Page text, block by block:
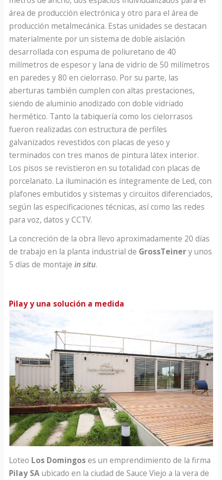
área de producción electrónica y otro para el área de
producción metalmecánica. Estas unidades se destacan
materialmente por un sistema de doble aislación
desarrollada con espuma de poliuretano de 40
milímetros de espesor y lana de vidrio de 50 milímetros
en paredes y 80 en cielorraso. Por su parte, las
aberturas también cumplen con altas prestaciones,
siendo de aluminio anodizado con doble vidriado
hermético. Tanto la tabiquería como los cielorrasos
fueron realizadas con estructura de perfiles
galvanizados revestidos con placas de yeso y
terminados con tres manos de pintura látex interior.
Los pisos se revistieron en su totalidad con placas de
porcelanato. La iluminación es íntegramente de Led, con
plafones embutidos y sistemas y circuitos diferenciados,
según las especificaciones técnicas, así como las redes
para voz, datos y CCTV.
La concreción de la obra llevo aproximadamente 20 días
de trabajo en la planta industrial de GrossTeinery unos
5 días de montajein situ.
Pilay y una solución a medida
Loteo Los Domingoses un emprendimiento de la firma
Pilay SAubicado en la ciudad de Sauce Viejo a la vera de